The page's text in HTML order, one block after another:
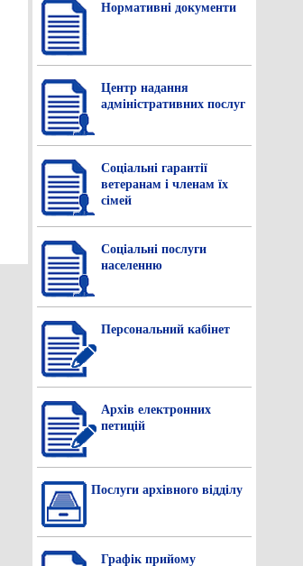
Нормативнi документи
Центр надання
адміністративних послуг
Соціальні гарантії
ветеранам і членам їх
сімей
Соціальні послуги
населенню
Персональний кабінет
Архів електронних
петицій
Послуги архівного відділу
Графік прийому